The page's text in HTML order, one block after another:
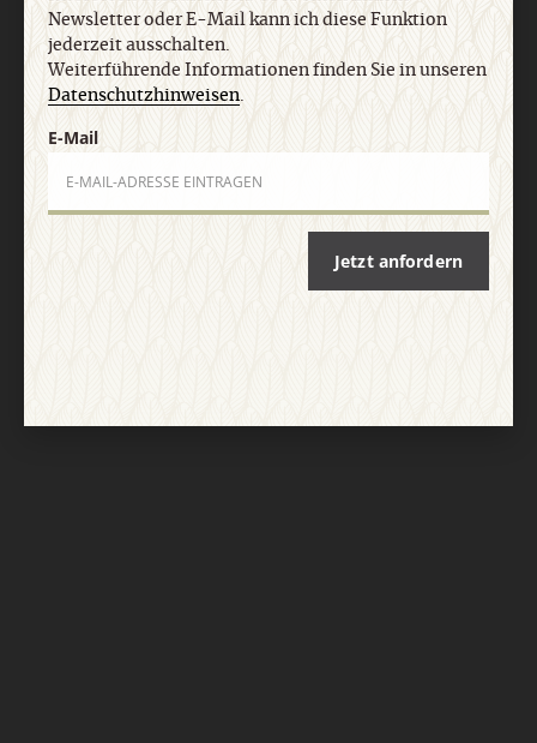
Newsletter oder E-Mail kann ich diese Funktion
jederzeit ausschalten.
Weiterführende Informationen finden Sie in unseren
Datenschutzhinweisen.
E-Mail
Jetzt anfordern